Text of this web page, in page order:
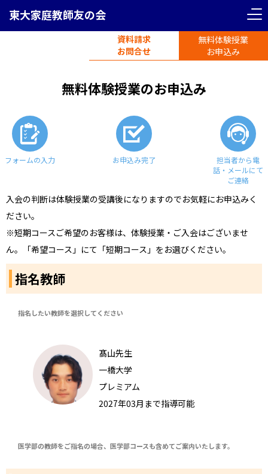
東大家庭教師友の会
資料請求
お問合せ
無料体験授業
お申込み
無料体験授業のお申込み
フォームの入力 お申込み完了
担当者から電
話・メールにて
ご連絡
入会の判断は体験授業の受講後になりますのでお気軽にお申込みく
ださい。
※短期コースご希望のお客様は、体験授業・ご入会はございませ
ん。「希望コース」にて「短期コース」をお選びください。
指名教師
指名したい教師を選択してください
髙山先生
一橋大学
プレミアム
2027年03月まで指導可能
医学部の教師をご指名の場合、医学部コースも含めてご案内いたします。